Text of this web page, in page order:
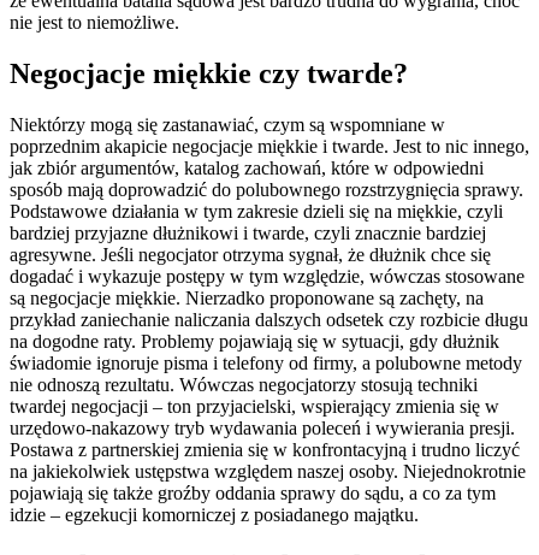
nie jest to niemożliwe.
Negocjacje miękkie czy twarde?
Niektórzy mogą się zastanawiać, czym są wspomniane w
poprzednim akapicie negocjacje miękkie i twarde. Jest to nic innego,
jak zbiór argumentów, katalog zachowań, które w odpowiedni
sposób mają doprowadzić do polubownego rozstrzygnięcia sprawy.
Podstawowe działania w tym zakresie dzieli się na miękkie, czyli
bardziej przyjazne dłużnikowi i twarde, czyli znacznie bardziej
agresywne. Jeśli negocjator otrzyma sygnał, że dłużnik chce się
dogadać i wykazuje postępy w tym względzie, wówczas stosowane
są negocjacje miękkie. Nierzadko proponowane są zachęty, na
przykład zaniechanie naliczania dalszych odsetek czy rozbicie długu
na dogodne raty. Problemy pojawiają się w sytuacji, gdy dłużnik
świadomie ignoruje pisma i telefony od firmy, a polubowne metody
nie odnoszą rezultatu. Wówczas negocjatorzy stosują techniki
twardej negocjacji – ton przyjacielski, wspierający zmienia się w
urzędowo-nakazowy tryb wydawania poleceń i wywierania presji.
Postawa z partnerskiej zmienia się w konfrontacyjną i trudno liczyć
na jakiekolwiek ustępstwa względem naszej osoby. Niejednokrotnie
pojawiają się także groźby oddania sprawy do sądu, a co za tym
idzie – egzekucji komorniczej z posiadanego majątku.